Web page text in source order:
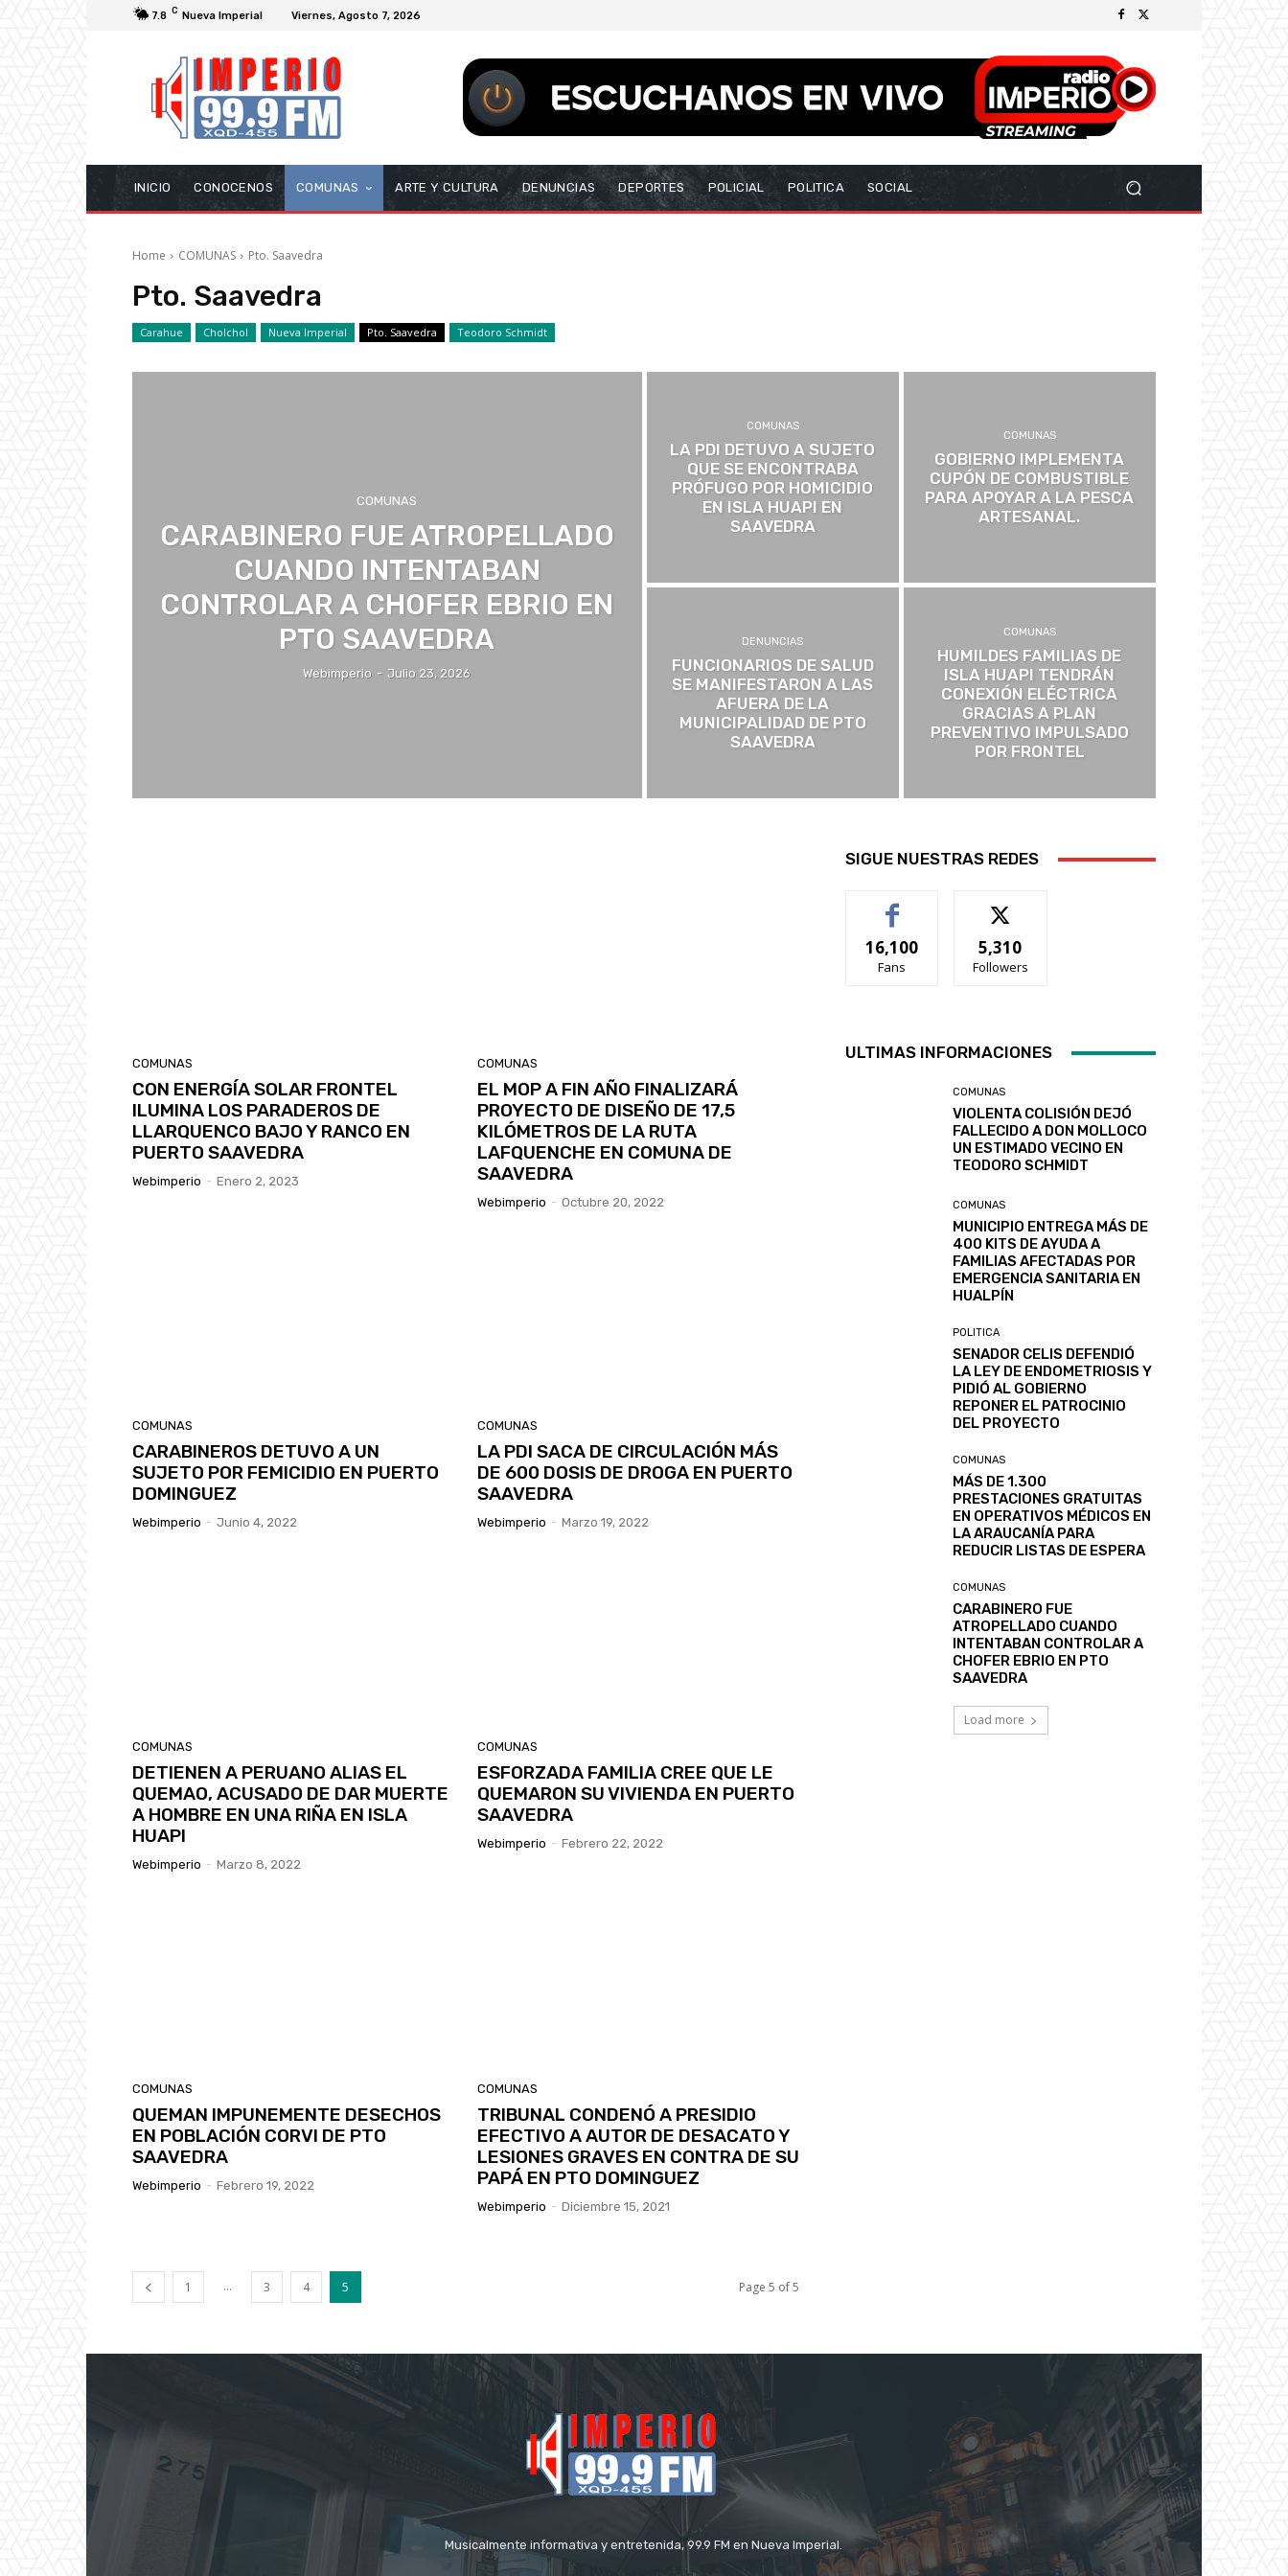
7.8 C Nueva Imperial Viernes, Agosto 7, 2026
INICIO CONOCENOS COMUNAS ARTE Y CULTURA DENUNCIAS DEPORTES POLICIAL POLITICA SOCIAL
Home COMUNAS Pto. Saavedra
Pto. Saavedra
Carahue Cholchol Nueva Imperial Pto. Saavedra Teodoro Schmidt
COMUNAS
CARABINERO FUE ATROPELLADO
CUANDO INTENTABAN
CONTROLAR A CHOFER EBRIO EN
PTO SAAVEDRA
Webimperio - Julio 23, 2026
COMUNAS
LA PDI DETUVO A SUJETO
QUE SE ENCONTRABA
PRÓFUGO POR HOMICIDIO
EN ISLA HUAPI EN
SAAVEDRA
COMUNAS
GOBIERNO IMPLEMENTA
CUPÓN DE COMBUSTIBLE
PARA APOYAR A LA PESCA
ARTESANAL.
DENUNCIAS
FUNCIONARIOS DE SALUD
SE MANIFESTARON A LAS
AFUERA DE LA
MUNICIPALIDAD DE PTO
SAAVEDRA
COMUNAS
HUMILDES FAMILIAS DE
ISLA HUAPI TENDRÁN
CONEXIÓN ELÉCTRICA
GRACIAS A PLAN
PREVENTIVO IMPULSADO
POR FRONTEL
COMUNAS
CON ENERGÍA SOLAR FRONTEL
ILUMINA LOS PARADEROS DE
LLARQUENCO BAJO Y RANCO EN
PUERTO SAAVEDRA
Webimperio - Enero 2, 2023
COMUNAS
EL MOP A FIN AÑO FINALIZARÁ
PROYECTO DE DISEÑO DE 17,5
KILÓMETROS DE LA RUTA
LAFQUENCHE EN COMUNA DE
SAAVEDRA
Webimperio - Octubre 20, 2022
COMUNAS
CARABINEROS DETUVO A UN
SUJETO POR FEMICIDIO EN PUERTO
DOMINGUEZ
Webimperio - Junio 4, 2022
COMUNAS
LA PDI SACA DE CIRCULACIÓN MÁS
DE 600 DOSIS DE DROGA EN PUERTO
SAAVEDRA
Webimperio - Marzo 19, 2022
COMUNAS
DETIENEN A PERUANO ALIAS EL
QUEMAO, ACUSADO DE DAR MUERTE
A HOMBRE EN UNA RIÑA EN ISLA
HUAPI
Webimperio - Marzo 8, 2022
COMUNAS
ESFORZADA FAMILIA CREE QUE LE
QUEMARON SU VIVIENDA EN PUERTO
SAAVEDRA
Webimperio - Febrero 22, 2022
COMUNAS
QUEMAN IMPUNEMENTE DESECHOS
EN POBLACIÓN CORVI DE PTO
SAAVEDRA
Webimperio - Febrero 19, 2022
COMUNAS
TRIBUNAL CONDENÓ A PRESIDIO
EFECTIVO A AUTOR DE DESACATO Y
LESIONES GRAVES EN CONTRA DE SU
PAPÁ EN PTO DOMINGUEZ
Webimperio - Diciembre 15, 2021
1 ... 3 4 5 Page 5 of 5
SIGUE NUESTRAS REDES
16,100
Fans
5,310
Followers
ULTIMAS INFORMACIONES
COMUNAS
VIOLENTA COLISIÓN DEJÓ
FALLECIDO A DON MOLLOCO
UN ESTIMADO VECINO EN
TEODORO SCHMIDT
COMUNAS
MUNICIPIO ENTREGA MÁS DE
400 KITS DE AYUDA A
FAMILIAS AFECTADAS POR
EMERGENCIA SANITARIA EN
HUALPÍN
POLITICA
SENADOR CELIS DEFENDIÓ
LA LEY DE ENDOMETRIOSIS Y
PIDIÓ AL GOBIERNO
REPONER EL PATROCINIO
DEL PROYECTO
COMUNAS
MÁS DE 1.300
PRESTACIONES GRATUITAS
EN OPERATIVOS MÉDICOS EN
LA ARAUCANÍA PARA
REDUCIR LISTAS DE ESPERA
COMUNAS
CARABINERO FUE
ATROPELLADO CUANDO
INTENTABAN CONTROLAR A
CHOFER EBRIO EN PTO
SAAVEDRA
Load more
Musicalmente informativa y entretenida, 99.9 FM en Nueva Imperial.